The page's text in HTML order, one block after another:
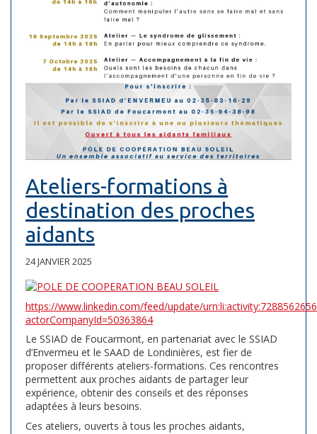
Ateliers-formations à
destination des proches
aidants
24 JANVIER 2025
https://www.linkedin.com/feed/update/
actorCompanyId=50363864
Le SSIAD de Foucarmont, en partenariat avec le SSIAD
d’Envermeu et le SAAD de Londinières, est fier de
proposer différents ateliers-formations. Ces rencontres
permettent aux proches aidants de partager leur
expérience, obtenir des conseils et des réponses
adaptées à leurs besoins.
Ces ateliers, ouverts à tous les proches aidants,